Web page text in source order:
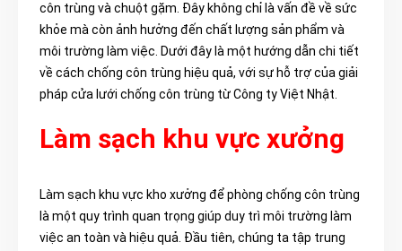
côn trùng và chuột gặm. Đây không chỉ là vấn đề về sức
khỏe mà còn ảnh hưởng đến chất lượng sản phẩm và
môi trường làm việc. Dưới đây là một hướng dẫn chi tiết
về cách chống côn trùng hiệu quả, với sự hỗ trợ của giải
pháp cửa lưới chống côn trùng từ Công ty Việt Nhật.
Làm sạch khu vực xưởng
Làm sạch khu vực kho xưởng để phòng chống côn trùng
là một quy trình quan trọng giúp duy trì môi trường làm
việc an toàn và hiệu quả. Đầu tiên, chúng ta tập trung